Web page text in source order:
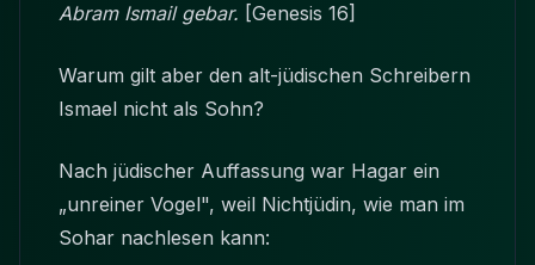
Abram Ismail gebar. [Genesis 16]
Warum gilt aber den alt-jüdischen Schreibern
Ismael nicht als Sohn?
Nach jüdischer Auffassung war Hagar ein
„unreiner Vogel", weil Nichtjüdin, wie man im
Sohar nachlesen kann: